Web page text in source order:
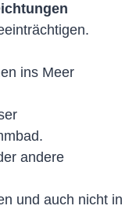
ins Meer
andere
und auch nicht in